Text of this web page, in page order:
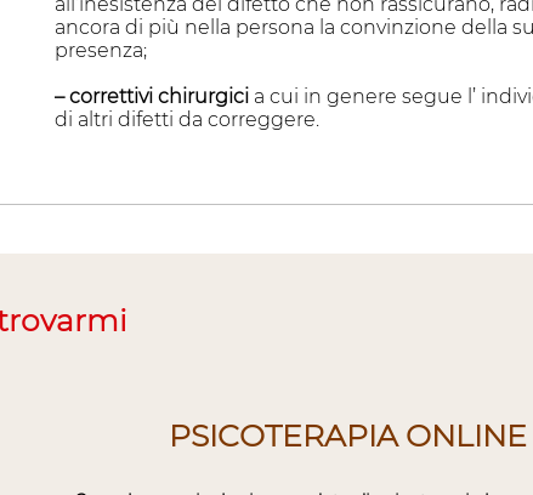
ancora di più nella persona la convinzione della
presenza;
– correttivi chirurgici a cui in genere segue l’
di altri difetti da correggere.
PSICOTERAPIA ONLINE